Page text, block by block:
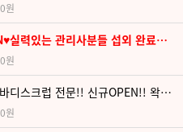
원
분당 금곡동 [비주얼] 6월10일 OPEN♥실력있는 관리사분들 섭외 완료하여, 분당 최고의 스웨디시샵으로 고객님들 모시도록 할게요:)
원
천안 불당동 [메이테라피] 스웨디시&바디스크럽 전문!! 신규OPEN!! 왁싱 케어 힐링, 불당동의 명소
원